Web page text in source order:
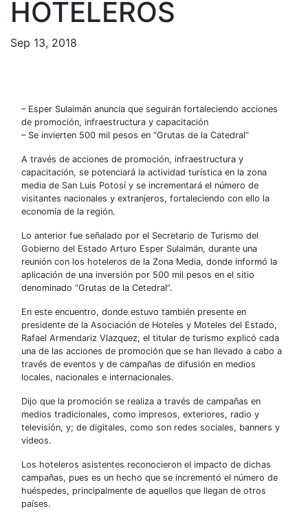
HOTELEROS
Sep 13, 2018
– Esper Sulaimán anuncia que seguirán fortaleciendo acciones
de promoción, infraestructura y capacitación
– Se invierten 500 mil pesos en “Grutas de la Catedral”
A través de acciones de promoción, infraestructura y
capacitación, se potenciará la actividad turística en la zona
media de San Luis Potosí y se incrementará el número de
visitantes nacionales y extranjeros, fortaleciendo con ello la
economía de la región.
Lo anterior fue señalado por el Secretario de Turismo del
Gobierno del Estado Arturo Esper Sulaimán, durante una
reunión con los hoteleros de la Zona Media, donde informó la
aplicación de una inversión por 500 mil pesos en el sitio
denominado “Grutas de la Cetedral”.
En este encuentro, donde estuvo también presente en
presidente de la Asociación de Hoteles y Moteles del Estado,
Rafael Armendariz Vlazquez, el titular de turismo explicó cada
una de las acciones de promoción que se han llevado a cabo a
través de eventos y de campañas de difusión en medios
locales, nacionales e internacionales.
Dijo que la promoción se realiza a través de campañas en
medios tradicionales, como impresos, exteriores, radio y
televisión, y; de digitales, como son redes sociales, banners y
videos.
Los hoteleros asistentes reconocieron el impacto de dichas
campañas, pues es un hecho que se incrementó el número de
huéspedes, principalmente de aquellos que llegan de otros
países.